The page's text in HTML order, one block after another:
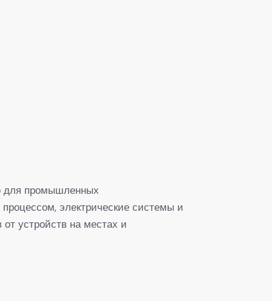
для промышленных
электрические системы и
устройств на местах и